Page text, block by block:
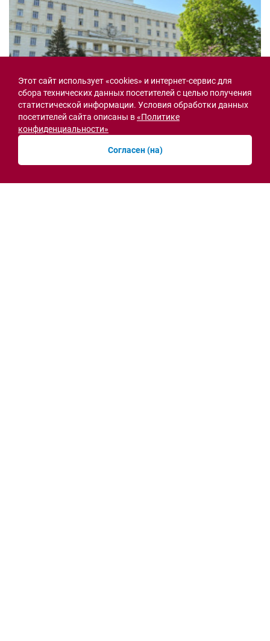
Семьи героев СВО с временной регистрацией
в Ростовской области смогут получить
земельный участок
30.07.2026 13:05
Этот сайт использует «cookies» и интернет-сервис для
сбора технических данных посетителей с целью получения
статистической информации. Условия обработки данных
посетителей сайта описаны в«Политике
конфиденциальности»
Согласен (на)